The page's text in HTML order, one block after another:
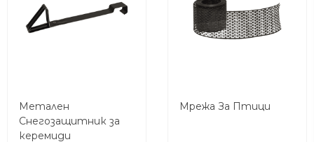
Метален
Снегозащитник за
керемиди
Мрежа За Птици